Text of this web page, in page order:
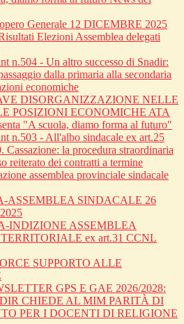
Generale 12 DICEMBRE 2025
Elezioni Assemblea delegati
n.504 - Un altro successo di Snadir:
dalla primaria alla secondaria
economiche
DISORGANIZZAZIONE NELLE
POSIZIONI ECONOMICHE ATA
"A scuola, diamo forma al futuro"
n.503 - All'albo sindacale ex art.25
Cassazione: la procedura straordinaria
reiterato dei contratti a termine
assemblea provinciale sindacale
ASSEMBLEA SINDACALE 26
INDIZIONE ASSEMBLEA
ex art.31 CCNL
SUPPORTO ALLE
GPS E GAE 2026/2028:
CHIEDE AL MIM PARITÀ DI
PER I DOCENTI DI RELIGIONE